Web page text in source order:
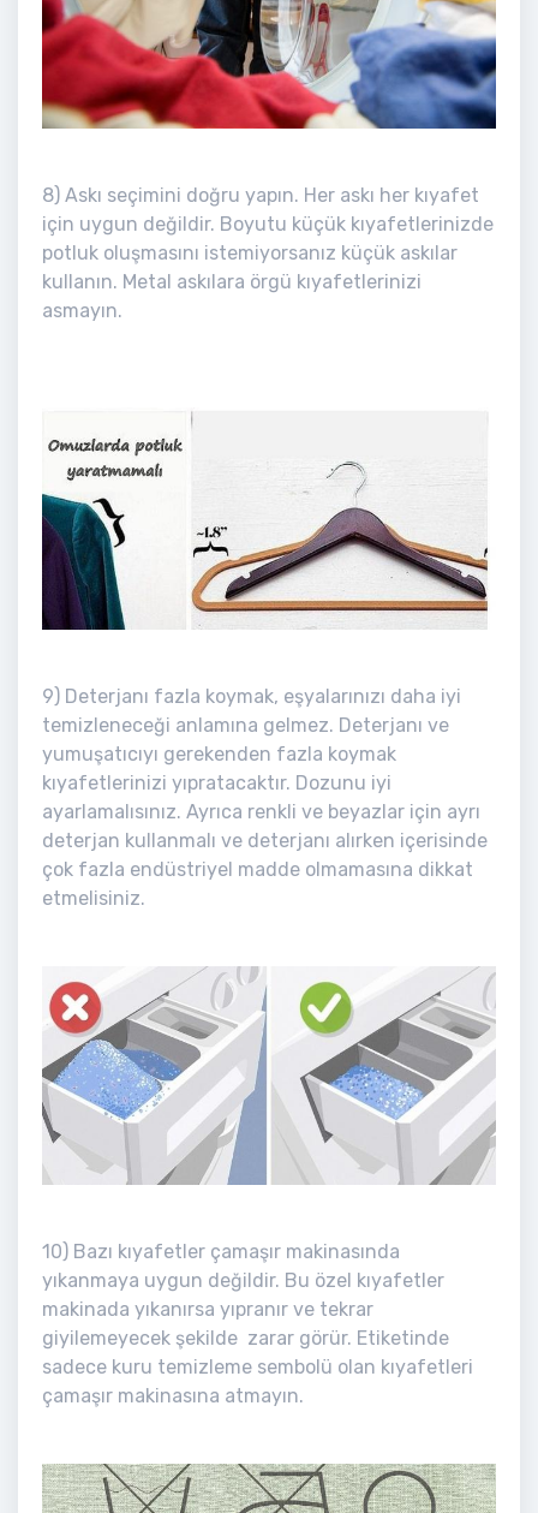
8) Askı seçimini doğru yapın. Her askı her kıyafet
için uygun değildir. Boyutu küçük kıyafetlerinizde
potluk oluşmasını istemiyorsanız küçük askılar
kullanın. Metal askılara örgü kıyafetlerinizi
asmayın.
9) Deterjanı fazla koymak, eşyalarınızı daha iyi
temizleneceği anlamına gelmez. Deterjanı ve
yumuşatıcıyı gerekenden fazla koymak
kıyafetlerinizi yıpratacaktır. Dozunu iyi
ayarlamalısınız. Ayrıca renkli ve beyazlar için ayrı
deterjan kullanmalı ve deterjanı alırken içerisinde
çok fazla endüstriyel madde olmamasına dikkat
etmelisiniz.
10) Bazı kıyafetler çamaşır makinasında
yıkanmaya uygun değildir. Bu özel kıyafetler
makinada yıkanırsa yıpranır ve tekrar
giyilemeyecek şekilde zarar görür. Etiketinde
sadece kuru temizleme sembolü olan kıyafetleri
çamaşır makinasına atmayın.